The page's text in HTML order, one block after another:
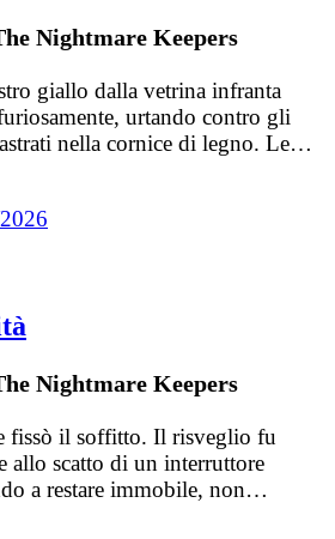
Nightmare Keepers
giallo dalla vetrina infranta
urtando contro gli
nella cornice di legno. Le…
Nightmare Keepers
fissò il soffitto. Il risveglio fu
allo scatto di un interruttore
a restare immobile, non…